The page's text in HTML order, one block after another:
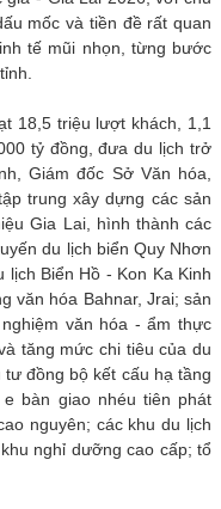
mốc và tiền đề rất quan
tế mũi nhọn, từng bước
18,5 triệu lượt khách, 1,1
tỷ đồng, đưa du lịch trở
Giám đốc Sở Văn hóa,
trung xây dựng các sản
Gia Lai, hình thành các
du lịch biển Quy Nhơn
Biển Hồ - Kon Ka Kinh
văn hóa Bahnar, Jrai; sản
văn hóa - ẩm thực
tăng mức chi tiêu của du
đồng bộ kết cấu hạ tầng
bàn giao nhéu tiên phát
nguyên; các khu du lịch
nghỉ dưỡng cao cấp; tổ